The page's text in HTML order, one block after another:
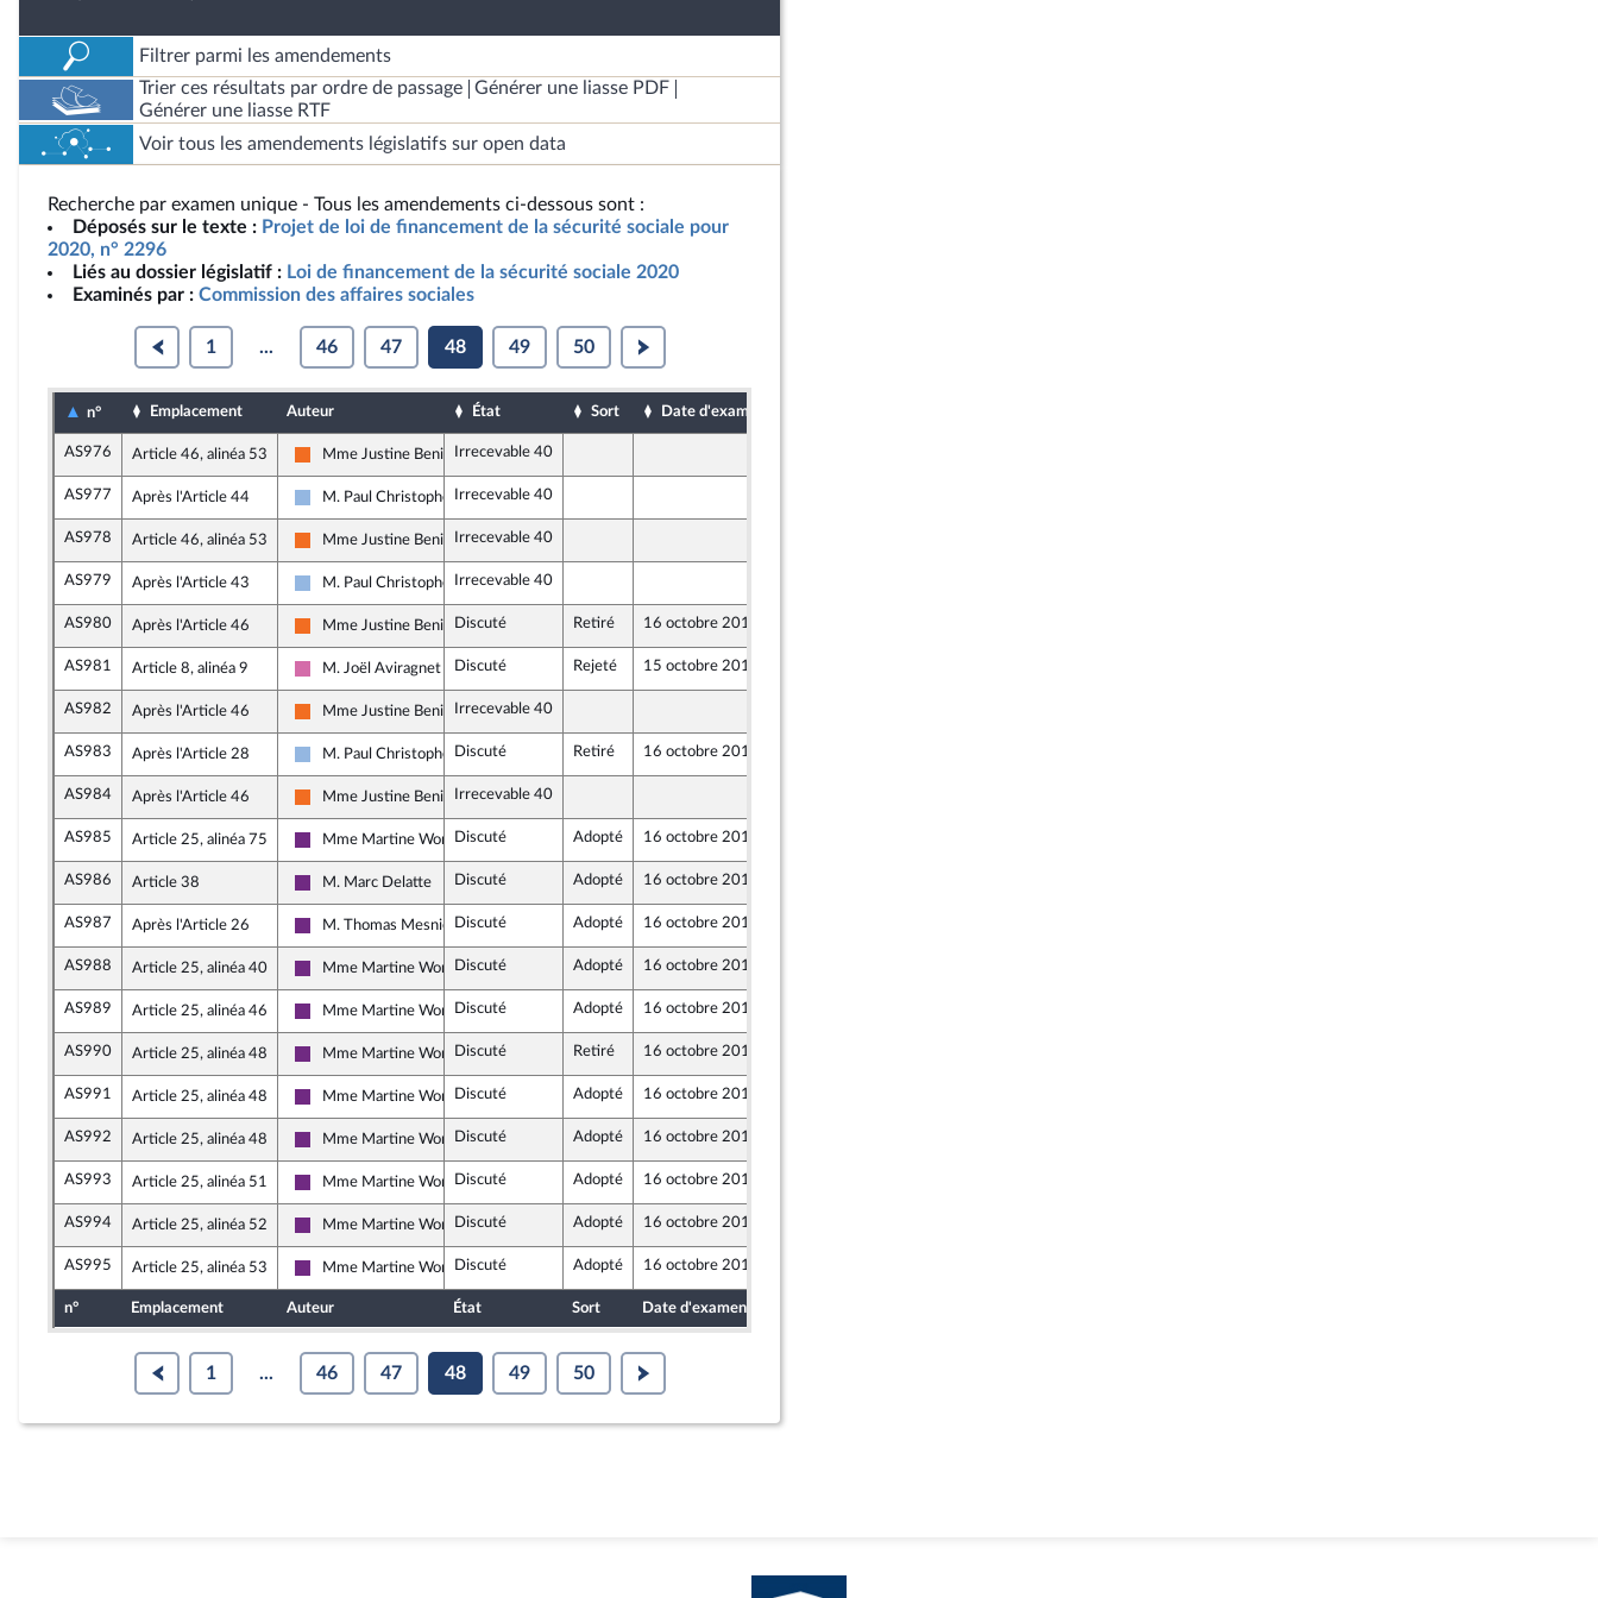
Filtrer parmi les amendements
Trier ces résultats par ordre de passage
Générer une liasse PDF
Générer une liasse RTF
Voir tous les amendements législatifs sur open data
Recherche par examen unique - Tous les amendements ci-dessous sont :
Déposés sur le texte : Projet de loi de financement de la sécurité sociale pour
2020, n° 2296
Liés au dossier législatif : Loi de financement de la sécurité sociale 2020
Examinés par : Commission des affaires sociales
1 ... 46 47 48 49 50
n° Emplacement Auteur État Sort Date d'examen
AS976 Article 46, alinéa 53
Mouvement Démocrate et apparentés
Mme Justine Benin Irrecevable 40
AS977 Après l'Article 44
UDI, Agir et Indépendants
M. Paul Christophe Irrecevable 40
AS978 Article 46, alinéa 53
Mouvement Démocrate et apparentés
Mme Justine Benin Irrecevable 40
AS979 Après l'Article 43
UDI, Agir et Indépendants
M. Paul Christophe Irrecevable 40
AS980 Après l'Article 46
Mouvement Démocrate et apparentés
Mme Justine Benin Discuté Retiré 16 octobre 2019
AS981 Article 8, alinéa 9
Socialistes et apparentés
M. Joël Aviragnet Discuté Rejeté 15 octobre 2019
AS982 Après l'Article 46
Mouvement Démocrate et apparentés
Mme Justine Benin Irrecevable 40
AS983 Après l'Article 28
UDI, Agir et Indépendants
M. Paul Christophe Discuté Retiré 16 octobre 2019
AS984 Après l'Article 46
Mouvement Démocrate et apparentés
Mme Justine Benin Irrecevable 40
AS985 Article 25, alinéa 75
La République en Marche
Mme Martine WonnerDiscuté Adopté 16 octobre 2019
AS986 Article 38
La République en Marche
M. Marc Delatte Discuté Adopté 16 octobre 2019
AS987 Après l'Article 26
La République en Marche
M. Thomas MesnierDiscuté Adopté 16 octobre 2019
AS988 Article 25, alinéa 40
La République en Marche
Mme Martine WonnerDiscuté Adopté 16 octobre 2019
AS989 Article 25, alinéa 46
La République en Marche
Mme Martine WonnerDiscuté Adopté 16 octobre 2019
AS990 Article 25, alinéa 48
La République en Marche
Mme Martine WonnerDiscuté Retiré 16 octobre 2019
AS991 Article 25, alinéa 48
La République en Marche
Mme Martine WonnerDiscuté Adopté 16 octobre 2019
AS992 Article 25, alinéa 48
La République en Marche
Mme Martine WonnerDiscuté Adopté 16 octobre 2019
AS993 Article 25, alinéa 51
La République en Marche
Mme Martine WonnerDiscuté Adopté 16 octobre 2019
AS994 Article 25, alinéa 52
La République en Marche
Mme Martine WonnerDiscuté Adopté 16 octobre 2019
AS995 Article 25, alinéa 53
La République en Marche
Mme Martine WonnerDiscuté Adopté 16 octobre 2019
n° Emplacement Auteur État Sort Date d'examen
1 ... 46 47 48 49 50